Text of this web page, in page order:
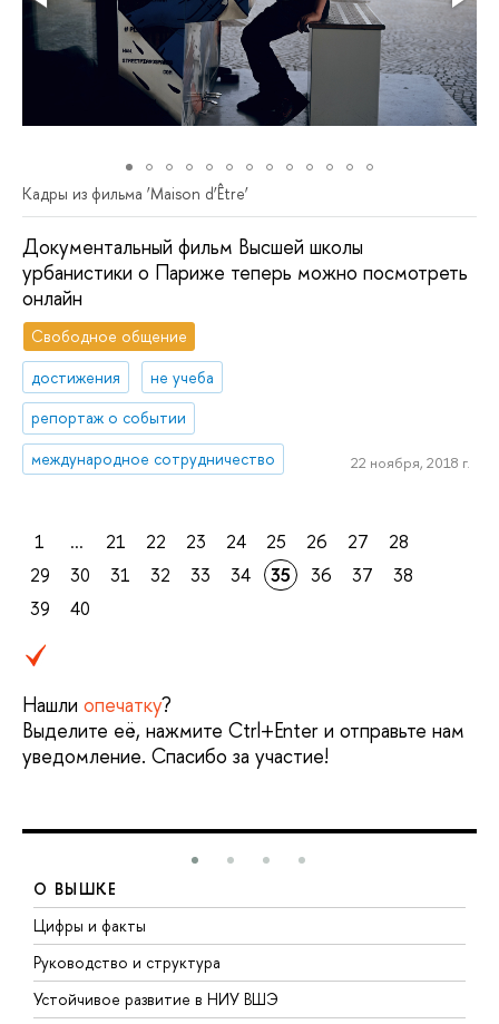
Кадры из фильма ‘Мaison d’Être’
Документальный фильм Высшей школы
урбанистики о Париже теперь можно посмотреть
онлайн
Свободное общение
достижения
не учеба
репортаж о событии
международное сотрудничество
22 ноября, 2018 г.
1 ... 21 22 23 24 25 26 27
28
29
30 31 32 33 34 35 36 37
38
39
40
Нашли опечатку?
Выделите её, нажмите Ctrl+Enter и отправьте нам
уведомление. Спасибо за участие!
О ВЫШКЕ
Цифры и факты
Руководство и структура
Устойчивое развитие в НИУ ВШЭ